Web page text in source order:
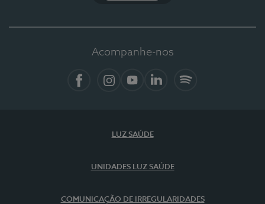
Acompanhe-nos
LUZ SAÚDE
UNIDADES LUZ SAÚDE
COMUNICAÇÃO DE IRREGULARIDADES